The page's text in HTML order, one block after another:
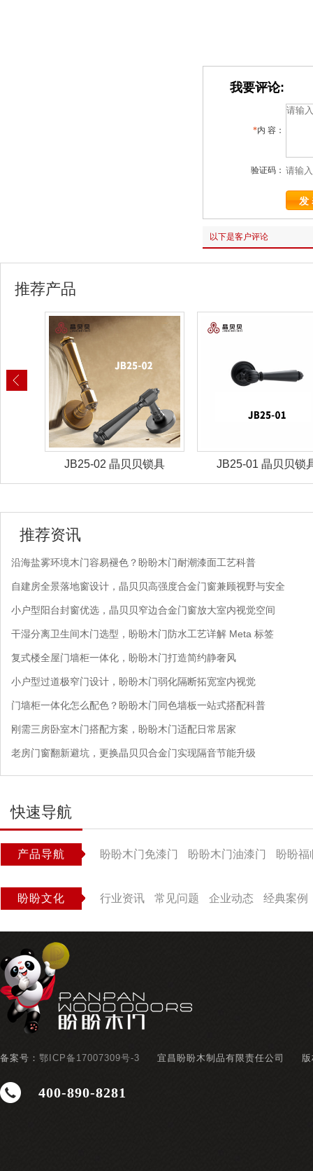
我要评论:
*内 容：
验证码：
以下是客户评论
推荐产品
JB25-02 晶贝贝锁具 JB25-01 晶贝贝锁
推荐资讯
沿海盐雾环境木门容易褪色？盼盼木门耐潮漆面工艺科普
自建房全景落地窗设计，晶贝贝高强度合金门窗兼顾视野与安全
小户型阳台封窗优选，晶贝贝窄边合金门窗放大室内视觉空间
干湿分离卫生间木门选型，盼盼木门防水工艺详解 Meta 标签
复式楼全屋门墙柜一体化，盼盼木门打造简约静奢风
小户型过道极窄门设计，盼盼木门弱化隔断拓宽室内视觉
门墙柜一体化怎么配色？盼盼木门同色墙板一站式搭配科普
刚需三房卧室木门搭配方案，盼盼木门适配日常居家
老房门窗翻新避坑，更换晶贝贝合金门实现隔音节能升级
快速导航
产品导航 盼盼木门免漆门 盼盼木门油漆门 盼盼福
盼盼文化 行业资讯 常见问题 企业动态 经典案例
备案号： 鄂ICP备17007309号-3 宜昌盼盼木制品有限责任公司
400-890-8281